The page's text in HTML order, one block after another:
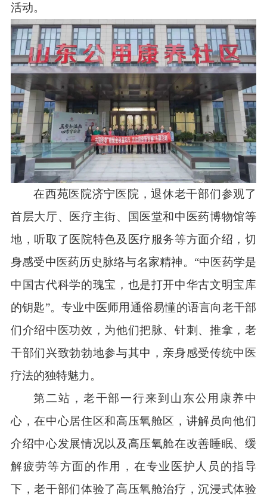
活动。
在西苑医院济宁医院，退休老干部们参观了
首层大厅、医疗主街、国医堂和中医药博物馆等
地，听取了医院特色及医疗服务等方面介绍，切
身感受中医药历史脉络与名家精神。“中医药学是
中国古代科学的瑰宝，也是打开中华古文明宝库
的钥匙”。专业中医师用通俗易懂的语言向老干部
们介绍中医功效，为他们把脉、针刺、推拿，老
干部们兴致勃勃地参与其中，亲身感受传统中医
疗法的独特魅力。
第二站，老干部一行来到山东公用康养中
心，在中心居住区和高压氧舱区，讲解员向他们
介绍中心发展情况以及高压氧舱在改善睡眠、缓
解疲劳等方面的作用，在专业医护人员的指导
下，老干部们体验了高压氧舱治疗，沉浸式体验